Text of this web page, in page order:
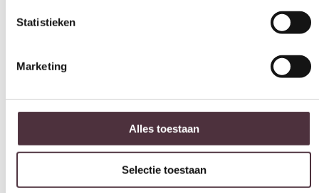
Marketing
Selectie toestaan
Weigeren
Donker bruin
Rond
Melamine, Metaal
By-Boo
Tafellampen